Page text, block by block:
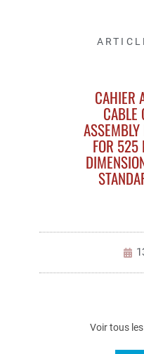
CAHIER
CABLE
FOR 525
Voir tous